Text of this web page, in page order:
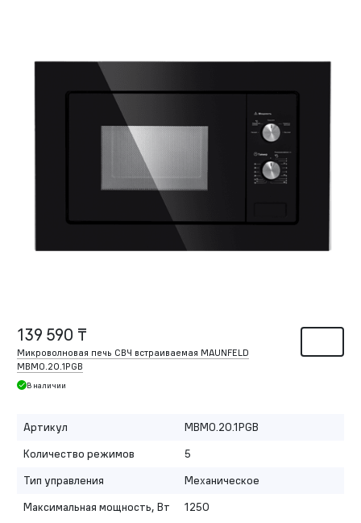
139 590 ₸
Микроволновая печь СВЧ встраиваемая MAUNFELD
MBMO.20.1PGB
В наличии
Артикул
MBMO.20.1PGB
Количество режимов
5
Тип управления
Механическое
Максимальная мощность, Вт
1250